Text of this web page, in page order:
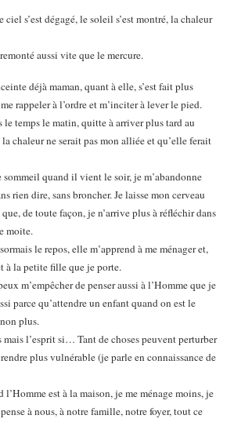
s’est dégagé, le soleil s’est montré, la chaleur
aussi vite que le mercure.
déjà maman, quant à elle, s’est fait plus
rappeler à l’ordre et m’inciter à lever le pied.
le temps le matin, quitte à arriver plus tard au
chaleur ne serait pas mon alliée et qu’elle ferait
quand il vient le soir, je m’abandonne
rien dire, sans broncher. Je laisse mon cerveau
de toute façon, je n’arrive plus à réfléchir dans
moite.
le repos, elle m’apprend à me ménager et,
à la petite fille que je porte.
m’empêcher de penser aussi à l’Homme que je
parce qu’attendre un enfant quand on est le
plus.
l’esprit si… Tant de choses peuvent perturber
plus vulnérable (je parle en connaissance de
est à la maison, je me ménage moins, je
à nous, à notre famille, notre foyer, tout ce